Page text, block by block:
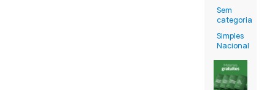
Sem
categoria
Simples
Nacional